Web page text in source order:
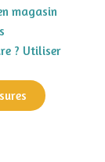
magasin
? Utiliser